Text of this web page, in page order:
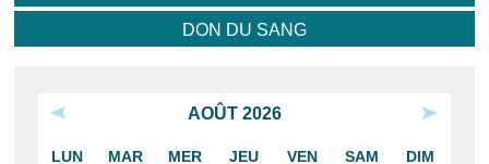
DON DU SANG
AOÛT 2026
LUN MAR MER JEU VEN SAM DIM